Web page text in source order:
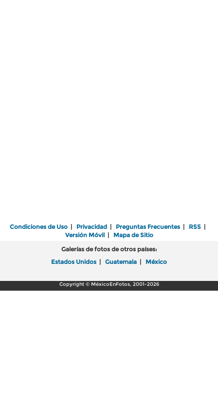
Condiciones de Uso | Privacidad | Preguntas Frecuentes | RSS |
Versión Móvil| Mapa de Sitio
Galerías de fotos de otros países:
Estados Unidos | Guatemala | México
Copyright © MéxicoEnFotos, 2001-2026